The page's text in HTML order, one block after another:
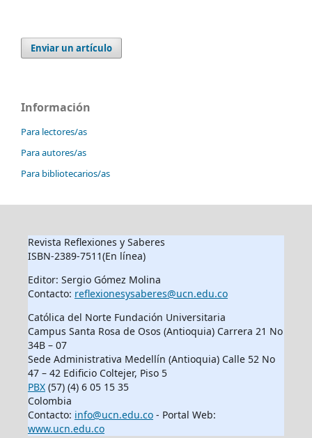
Enviar un artículo
Información
Para lectores/as
Para autores/as
Para bibliotecarios/as
Revista Reflexiones y Saberes
ISBN-2389-7511(En línea)
Editor: Sergio Gómez Molina
Contacto: reflexionesysaberes@ucn.edu.co
Católica del Norte Fundación Universitaria
Campus Santa Rosa de Osos (Antioquia) Carrera 21 No
34B – 07
Sede Administrativa Medellín (Antioquia) Calle 52 No
47 – 42 Edificio Coltejer, Piso 5
PBX(57) (4) 6 05 15 35
Colombia
Contacto: info@ucn.edu.co- Portal Web:
www.ucn.edu.co